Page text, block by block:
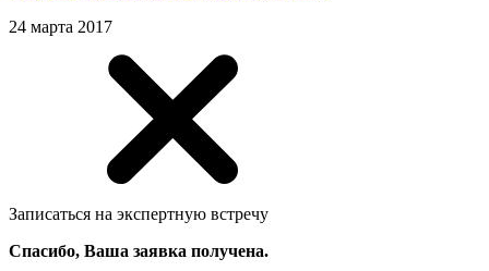
24 марта 2017
Записаться на экспертную встречу
Спасибо, Ваша заявка получена.